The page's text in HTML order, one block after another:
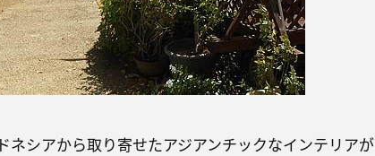
ネシアから取り寄せたアジアンチックなインテリアが